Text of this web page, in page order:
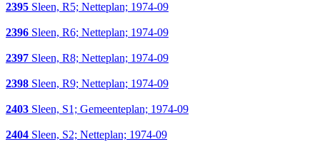
2395 Sleen, R5; Netteplan; 1974-09
2396 Sleen, R6; Netteplan; 1974-09
2397 Sleen, R8; Netteplan; 1974-09
2398 Sleen, R9; Netteplan; 1974-09
2403 Sleen, S1; Gemeenteplan; 1974-09
2404 Sleen, S2; Netteplan; 1974-09